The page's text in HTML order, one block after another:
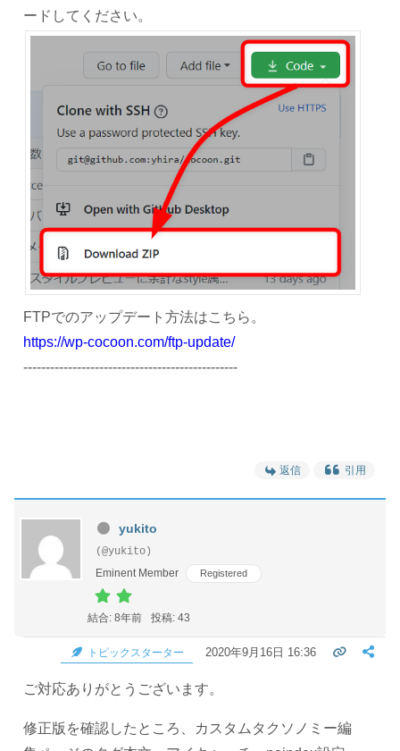
ードしてください。
FTPでのアップデート方法はこちら。
https://wp-cocoon.com/ftp-update/
------------------------------------------------
返信 引用
yukito
(@yukito)
Eminent Member
Registered
結合: 8年前 投稿: 43
トピックスターター 2020年9月16日 16:36
ご対応ありがとうございます。
修正版を確認したところ、カスタムタクソノミー編